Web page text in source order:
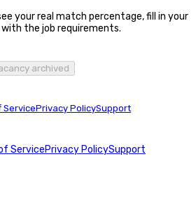
your real match percentage, fill in your
the job requirements.
archived
ServicePrivacy PolicySupport
ServicePrivacy PolicySupport